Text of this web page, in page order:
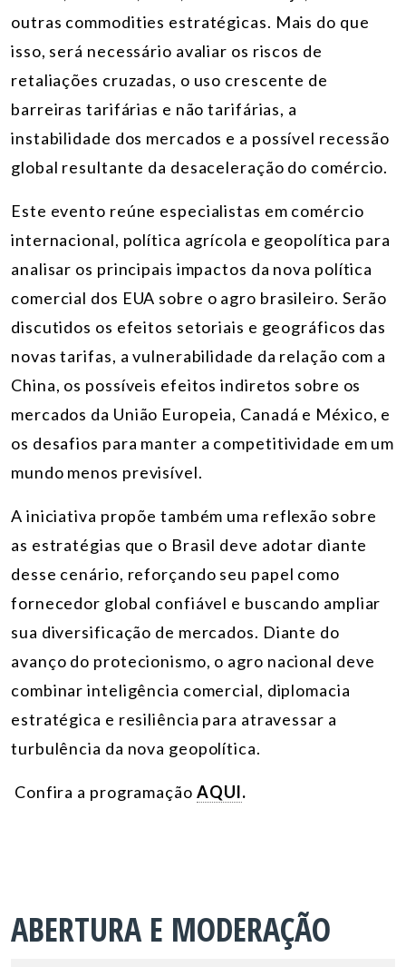
outras commodities estratégicas. Mais do que
isso, será necessário avaliar os riscos de
retaliações cruzadas, o uso crescente de
barreiras tarifárias e não tarifárias, a
instabilidade dos mercados e a possível recessão
global resultante da desaceleração do comércio.
Este evento reúne especialistas em comércio
internacional, política agrícola e geopolítica para
analisar os principais impactos da nova política
comercial dos EUA sobre o agro brasileiro. Serão
discutidos os efeitos setoriais e geográficos das
novas tarifas, a vulnerabilidade da relação com a
China, os possíveis efeitos indiretos sobre os
mercados da União Europeia, Canadá e México, e
os desafios para manter a competitividade em um
mundo menos previsível.
A iniciativa propõe também uma reflexão sobre
as estratégias que o Brasil deve adotar diante
desse cenário, reforçando seu papel como
fornecedor global confiável e buscando ampliar
sua diversificação de mercados. Diante do
avanço do protecionismo, o agro nacional deve
combinar inteligência comercial, diplomacia
estratégica e resiliência para atravessar a
turbulência da nova geopolítica.
Confira a programação AQUI.
ABERTURA E MODERAÇÃO